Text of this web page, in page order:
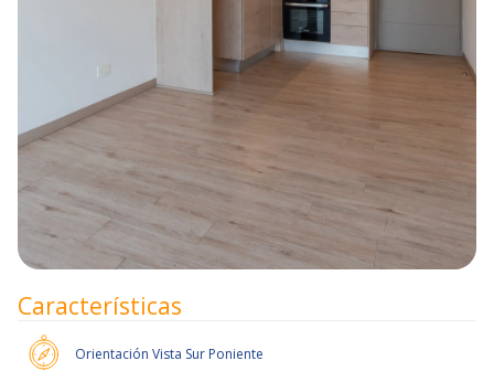
Características
Orientación Vista Sur Poniente